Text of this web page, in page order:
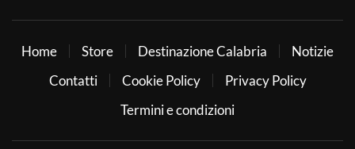
Home Store Destinazione Calabria
Notizie
Contatti
Cookie Policy
Privacy Policy
Termini e condizioni